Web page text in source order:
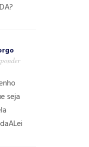
seja